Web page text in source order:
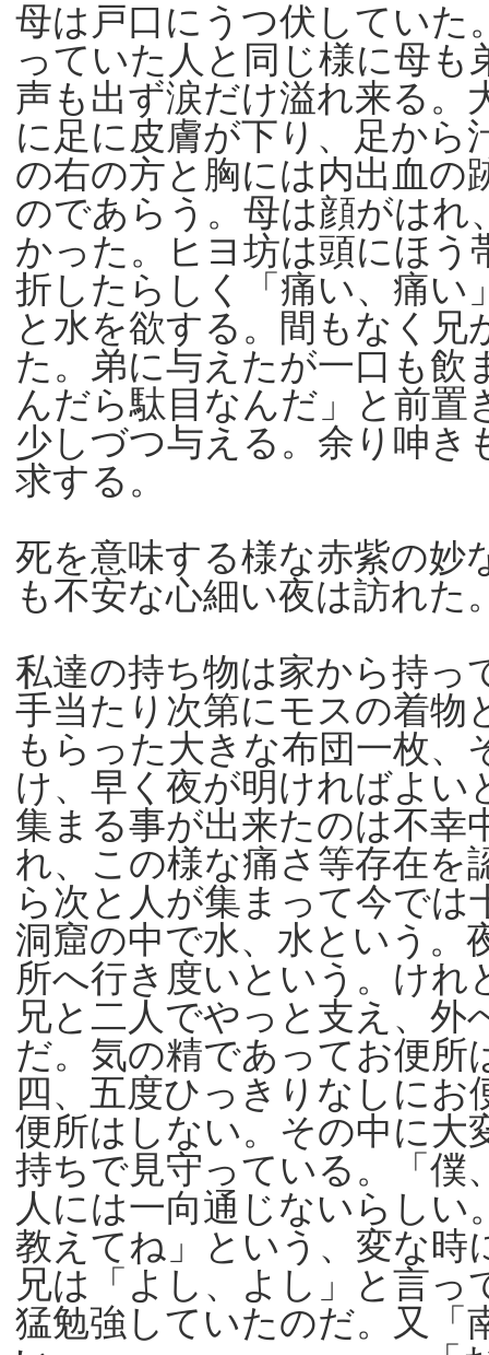
母は戸口にうつ伏していた
っていた人と同じ様に母
声も出ず涙だけ溢れ来る。
に足に皮膚が下り、足から
の右の方と胸には内出血の
のであらう。母は顔がは
かった。ヒヨ坊は頭にほう
折したらしく「痛い、痛い
と水を欲する。間もなく
た。弟に与えたが一口も飲
んだら駄目なんだ」と前置
少しづつ与える。余り呻き
求する。
死を意味する様な赤紫の妙
も不安な心細い夜は訪れた
私達の持ち物は家から持っ
手当たり次第にモスの着物
もらった大きな布団一枚
け、早く夜が明ければよい
集まる事が出来たのは不幸
れ、この様な痛さ等存在を
ら次と人が集まって今では
洞窟の中で水、水という。
所へ行き度いという。け
兄と二人でやっと支え、
だ。気の精であってお便
四、五度ひっきりなしに
便所はしない。その中に大
持ちで見守っている。「僕
人には一向通じないらし
教えてね」という、変な時
兄は「よし、よし」と言
猛勉強していたのだ。又「